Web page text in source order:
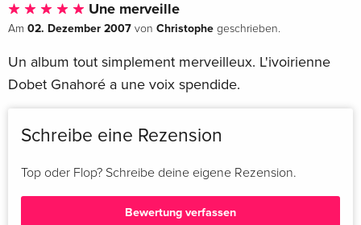
Une merveille
Am 02. Dezember 2007 von Christophe geschrieben.
Un album tout simplement merveilleux. L'ivoirienne
Dobet Gnahoré a une voix spendide.
Schreibe eine Rezension
Top oder Flop? Schreibe deine eigene Rezension.
Bewertung verfassen